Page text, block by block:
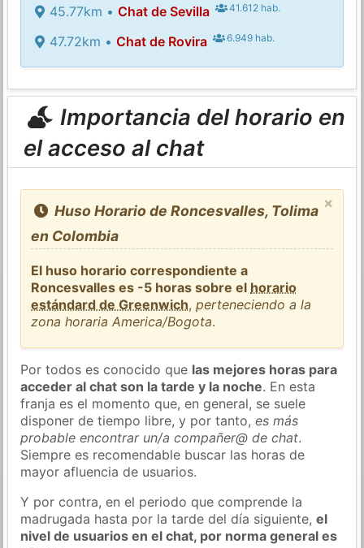
45.77km • Chat de Sevilla 41.612 hab.
47.72km • Chat de Rovira 6.949 hab.
Importancia del horario en
el acceso al chat
×
Huso Horario de Roncesvalles, Tolima
en Colombia
El huso horario correspondiente a
Roncesvalles es -5 horas sobre el horario
estándard de Greenwich,perteneciendo a la
zona horaria America/Bogota.
Por todos es conocido que las mejores horas para
acceder al chat son la tarde y la noche. En esta
franja es el momento que, en general, se suele
disponer de tiempo libre, y por tanto,es más
probable encontrar un/a compañer@ de chat.
Siempre es recomendable buscar las horas de
mayor afluencia de usuarios.
Y por contra, en el periodo que comprende la
madrugada hasta por la tarde del día siguiente,el
nivel de usuarios en el chat, por norma general es